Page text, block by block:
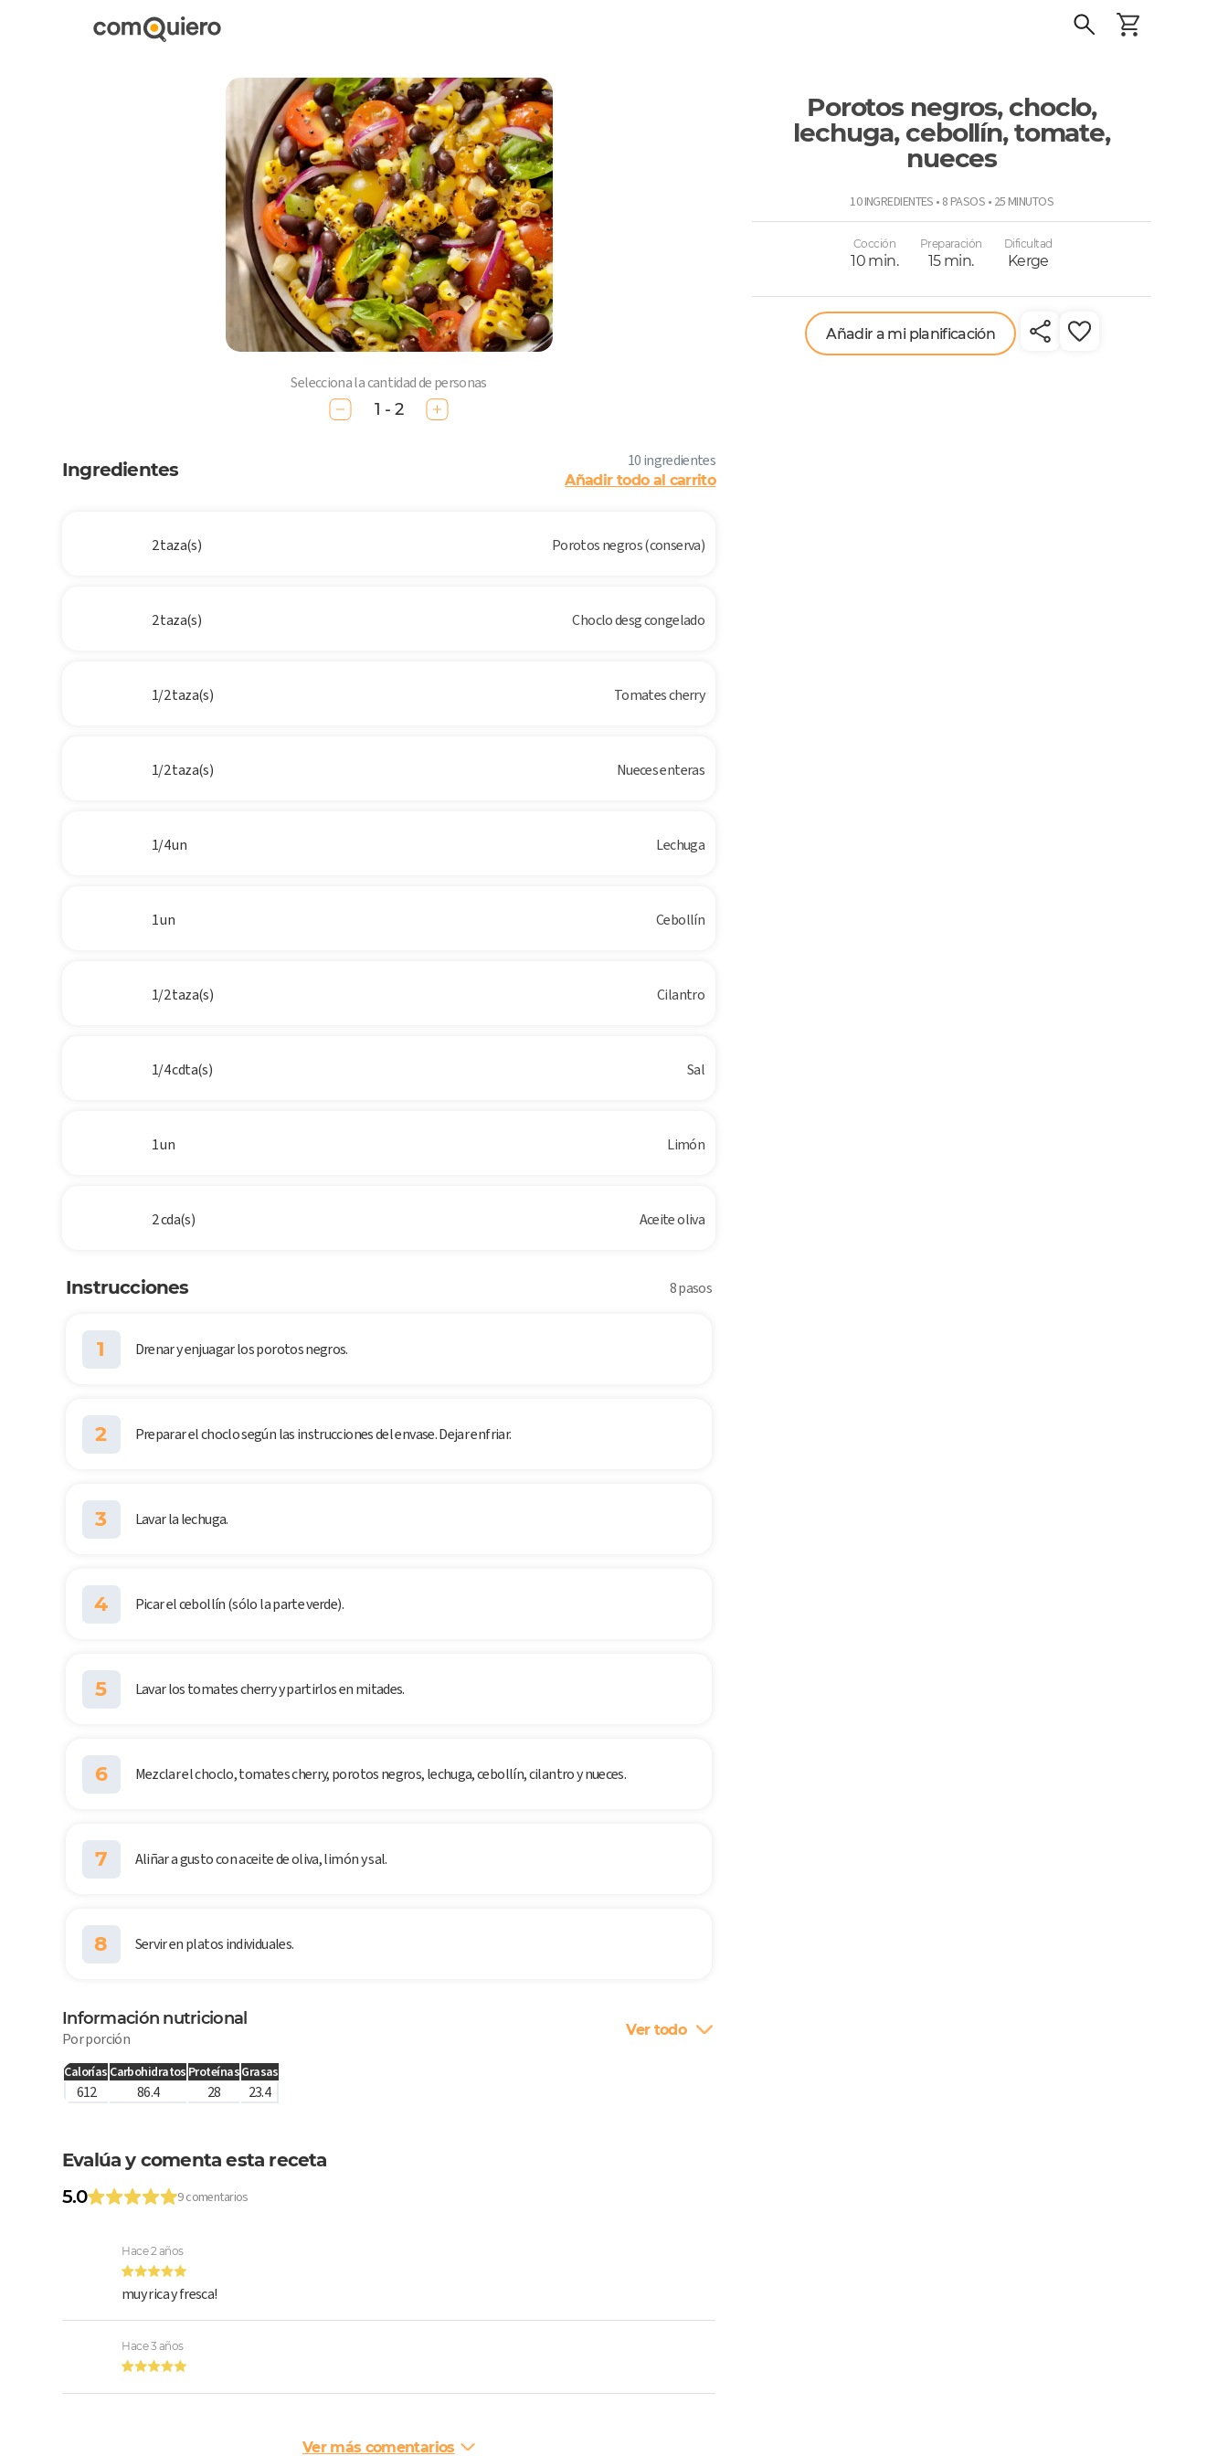
Porotos negros, choclo,
lechuga, cebollín, tomate,
nueces
10 INGREDIENTES • 8 PASOS • 25 MINUTOS
Cocción
10 min.
Preparación
15 min.
Dificultad
Kerge
Añadir a mi planificación
Selecciona la cantidad de personas
1 - 2
Ingredientes 10 ingredientes
Añadir todo al carrito
2 taza(s) Porotos negros (conserva)
2 taza(s) Choclo desg congelado
1/2 taza(s) Tomates cherry
1/2 taza(s) Nueces enteras
1/4 un Lechuga
1 un Cebollín
1/2 taza(s) Cilantro
1/4 cdta(s) Sal
1 un Limón
2 cda(s) Aceite oliva
Instrucciones 8 pasos
1 Drenar y enjuagar los porotos negros.
2 Preparar el choclo según las instrucciones del envase. Dejar enfriar.
3 Lavar la lechuga.
4 Picar el cebollín (sólo la parte verde).
5 Lavar los tomates cherry y partirlos en mitades.
6 Mezclar el choclo, tomates cherry, porotos negros, lechuga, cebollín, cilantro y nueces.
7 Aliñar a gusto con aceite de oliva, limón y sal.
8 Servir en platos individuales.
Información nutricional
Por porción Ver todo
Calorías Carbohidratos ProteínasGrasas
612 86.4 28 23.4
Evalúa y comenta esta receta
5.0
9 comentarios
Hace 2 años
muy rica y fresca!
Hace 3 años
Ver más comentarios